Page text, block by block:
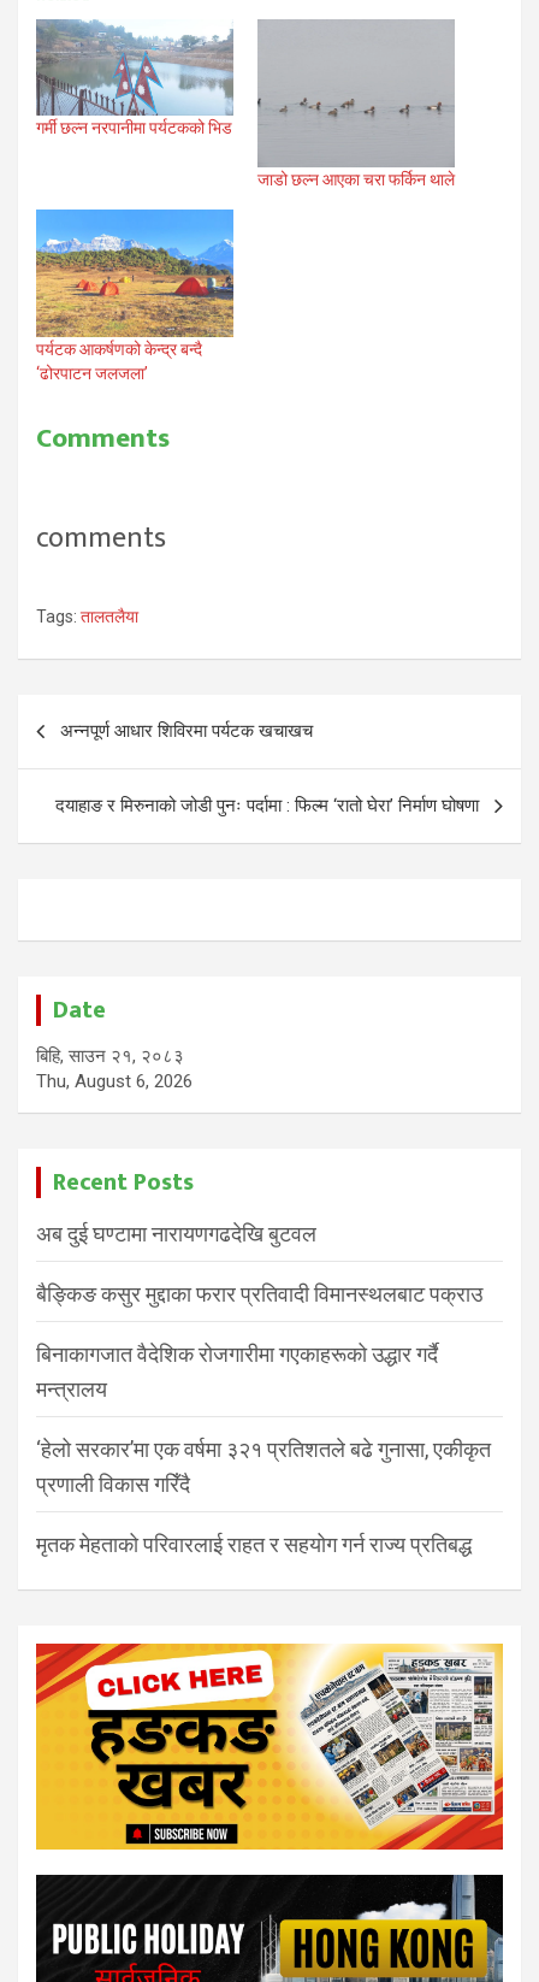
गर्मी छल्न नरपानीमा पर्यटकको भिड
जाडो छल्न आएका चरा फर्किन थाले
पर्यटक आकर्षणको केन्द्र बन्दै
‘ढोरपाटन जलजला’
Comments
comments
Tags: तालतलैया
Post
navigation
अन्नपूर्ण आधार शिविरमा पर्यटक खचाखच
दयाहाङ र मिरुनाको जोडी पुनः पर्दामा : फिल्म ‘रातो घेरा’ निर्माण घोषणा
Date
बिहि, साउन २१, २०८३
Thu, August 6, 2026
Recent Posts
अब दुई घण्टामा नारायणगढदेखि बुटवल
बैङ्किङ कसुर मुद्दाका फरार प्रतिवादी विमानस्थलबाट पक्राउ
बिनाकागजात वैदेशिक रोजगारीमा गएकाहरूको उद्धार गर्दै
मन्त्रालय
‘हेलो सरकार’मा एक वर्षमा ३२१ प्रतिशतले बढे गुनासा, एकीकृत
प्रणाली विकास गरिँदै
मृतक मेहताको परिवारलाई राहत र सहयोग गर्न राज्य प्रतिबद्ध